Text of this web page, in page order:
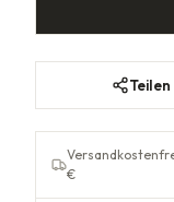
Teilen
€